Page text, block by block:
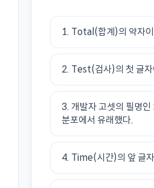
1. Total(합계)의 약자
2. Test(검사)의 첫 글자
3. 개발자 고셋의 필명
분포에서 유래했다.
4. Time(시간)의 앞 글